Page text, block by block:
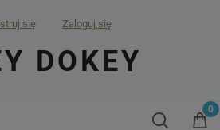
się Zaloguj się
DOKEY